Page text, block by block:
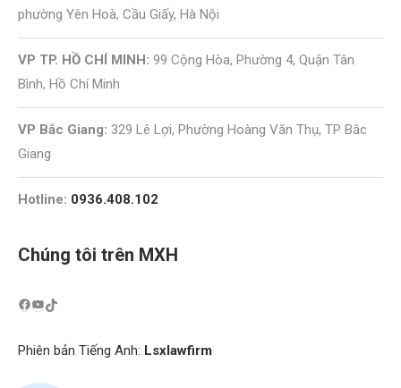
phường Yên Hoà, Cầu Giấy, Hà Nội
VP TP. HỒ CHÍ MINH: 99 Cộng Hòa, Phường 4, Quận Tân
Bình, Hồ Chí Minh
VP Bắc Giang: 329 Lê Lợi, Phường Hoàng Văn Thụ, TP Bắc
Giang
Hotline: 0936.408.102
Chúng tôi trên MXH
Phiên bản Tiếng Anh: Lsxlawfirm